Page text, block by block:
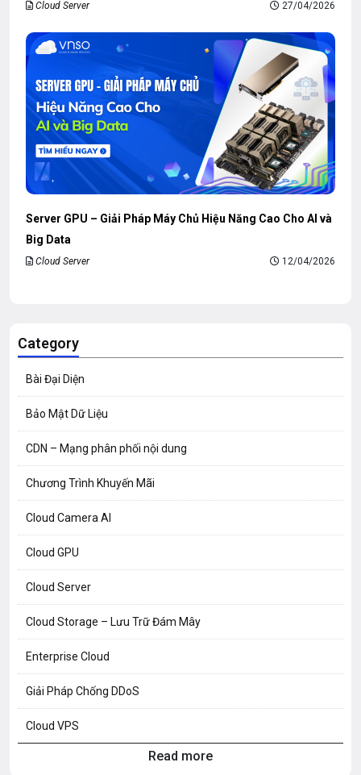
Cloud Server 27/04/2026
Server GPU – Giải Pháp Máy Chủ Hiệu Năng Cao Cho AI và
Big Data
Cloud Server 12/04/2026
Category
Bài Đại Diện
Bảo Mật Dữ Liệu
CDN – Mạng phân phối nội dung
Chương Trình Khuyến Mãi
Cloud Camera AI
Cloud GPU
Cloud Server
Cloud Storage – Lưu Trữ Đám Mây
Enterprise Cloud
Giải Pháp Chống DDoS
Cloud VPS
Read more